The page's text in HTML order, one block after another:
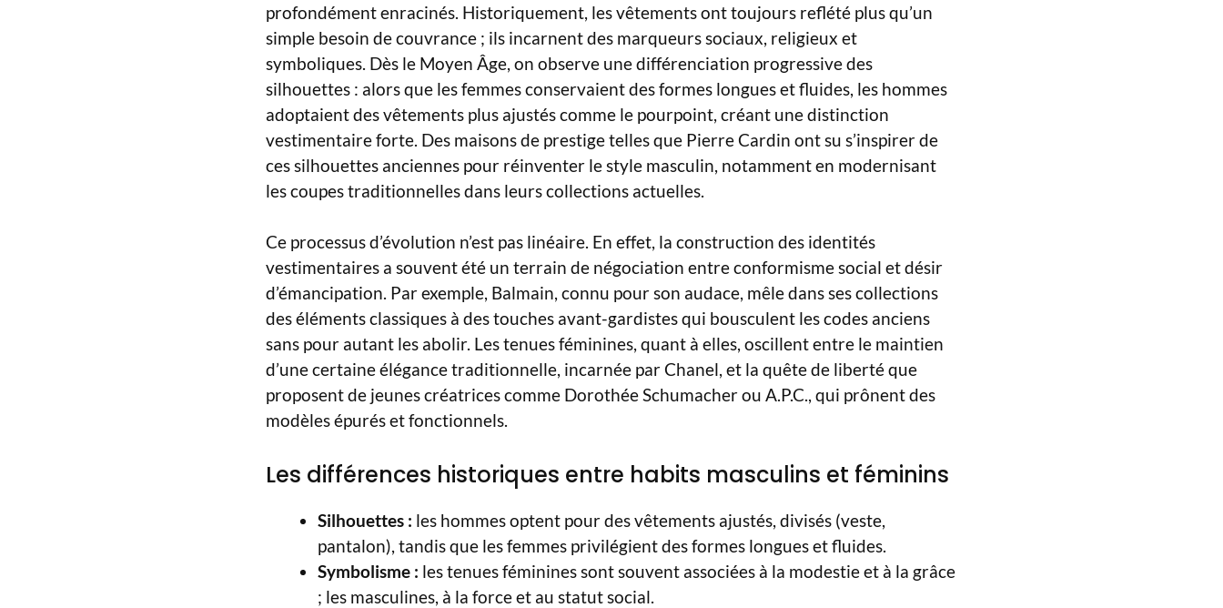
profondément enracinés. Historiquement, les vêtements ont toujours reflété plus qu’un
simple besoin de couvrance ; ils incarnent des marqueurs sociaux, religieux et
symboliques. Dès le Moyen Âge, on observe une différenciation progressive des
silhouettes : alors que les femmes conservaient des formes longues et fluides, les hommes
adoptaient des vêtements plus ajustés comme le pourpoint, créant une distinction
vestimentaire forte. Des maisons de prestige telles que Pierre Cardin ont su s’inspirer de
ces silhouettes anciennes pour réinventer le style masculin, notamment en modernisant
les coupes traditionnelles dans leurs collections actuelles.
Ce processus d’évolution n’est pas linéaire. En effet, la construction des identités
vestimentaires a souvent été un terrain de négociation entre conformisme social et désir
d’émancipation. Par exemple, Balmain, connu pour son audace, mêle dans ses collections
des éléments classiques à des touches avant-gardistes qui bousculent les codes anciens
sans pour autant les abolir. Les tenues féminines, quant à elles, oscillent entre le maintien
d’une certaine élégance traditionnelle, incarnée par Chanel, et la quête de liberté que
proposent de jeunes créatrices comme Dorothée Schumacher ou A.P.C., qui prônent des
modèles épurés et fonctionnels.
Les différences historiques entre habits masculins et féminins
Silhouettes : les hommes optent pour des vêtements ajustés, divisés (veste,
pantalon), tandis que les femmes privilégient des formes longues et fluides.
Symbolisme : les tenues féminines sont souvent associées à la modestie et à la grâce
; les masculines, à la force et au statut social.